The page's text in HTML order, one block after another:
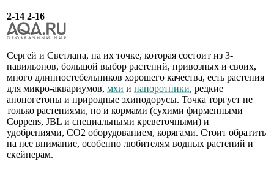
2-14 2-16
Сергей и Светлана, на их точке, которая состоит из 3-
павильонов, большой выбор растений, привозных и своих,
много длинностебельников хорошего качества, есть растения
для микро-аквариумов, мхи и папоротники, редкие
апоногетоны и природные эхинодорусы. Точка торгует не
только растениями, но и кормами (сухими фирменными
Coppens, JBL и специальными креветочными) и
удобрениями, СО2 оборудованием, корягами. Стоит обратить
на нее внимание, особенно любителям водных растений и
скейперам.